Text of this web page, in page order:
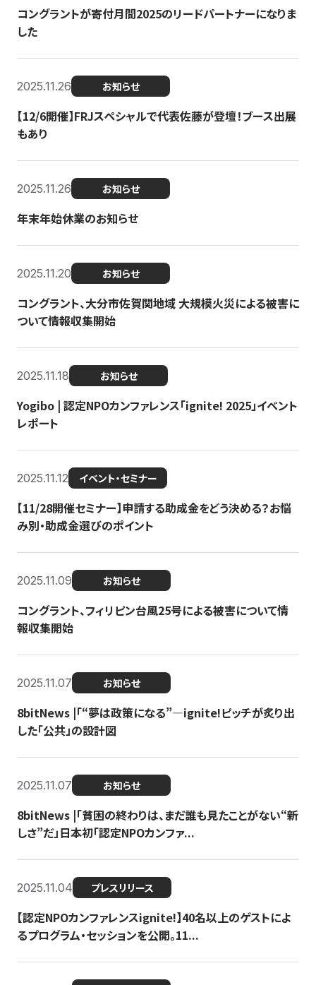
コングラントが寄付月間2025のリードパートナーになりま
した
2025.11.26 お知らせ
【12/6開催】FRJスペシャルで代表佐藤が登壇！ブース出展
もあり
2025.11.26 お知らせ
年末年始休業のお知らせ
2025.11.20 お知らせ
コングラント、大分市佐賀関地域 大規模火災による被害に
ついて情報収集開始
2025.11.18 お知らせ
Yogibo | 認定NPOカンファレンス「ignite! 2025」イベント
レポート
2025.11.12 イベント・セミナー
【11/28開催セミナー】申請する助成金をどう決める？お悩
み別・助成金選びのポイント
2025.11.09 お知らせ
コングラント、フィリピン台風25号による被害について情
報収集開始
2025.11.07 お知らせ
8bitNews |「“夢は政策になる”—ignite!ピッチが炙り出
した「公共」の設計図
2025.11.07 お知らせ
8bitNews |「貧困の終わりは、まだ誰も見たことがない“新
しさ”だ」日本初「認定NPOカンファ...
2025.11.04 プレスリリース
【認定NPOカンファレンスignite!】40名以上のゲストによ
るプログラム・セッションを公開。11...